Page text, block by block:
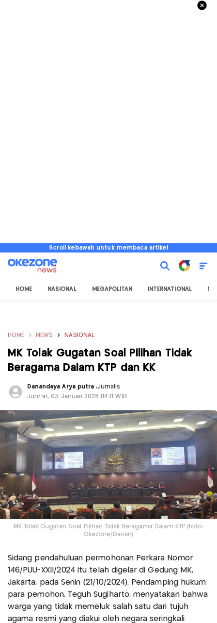
Scroll kebawah untuk membaca artikel
HOME NASIONAL MEGAPOLITAN INTERNATIONAL
HOME NEWS NASIONAL
MK Tolak Gugatan Soal Pilihan Tidak
Beragama Dalam KTP dan KK
Danandaya Arya putra,Jurnalis
Jum'at, 03 Januari 2025 |14:11 WIB
MK Tolak Gugatan Soal Pilihan Tidak Beragama Dalam KTP (foto:
Okezone/Danan)
Sidang pendahuluan permohonan Perkara Nomor
146/PUU-XXII/2024 itu telah digelar di Gedung MK,
Jakarta, pada Senin (21/10/2024). Pendamping hukum
para pemohon, Teguh Sugiharto, menyatakan bahwa
warga yang tidak memeluk salah satu dari tujuh
agama resmi yang diakui oleh negara seringkali